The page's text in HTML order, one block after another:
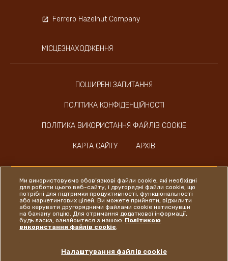
ПОШИРЕНІ ЗАПИТАННЯ
ПОЛІТИКА КОНФІДЕНЦІЙНОСТІ
ПОЛІТИКА ВИКОРИСТАННЯ ФАЙЛІВ COOKIE
КАРТА САЙТУ АРХІВ
Ferrero Hazelnut Company
МІСЦЕЗНАХОДЖЕННЯ
Instagram
LinkedIn
Facebook
Ми використовуємо обов’язкові файли cookie, які необхідні
для роботи цього веб-сайту, і другорядні файли cookie, що
потрібні для підтримки продуктивності, функціональності
або маркетингових цілей. Ви можете прийняти, відхилити
або керувати другорядними файлами cookie натиснувши
на бажану опцію. Для отримання додаткової інформації,
будь ласка, ознайомтеся з нашою Політикою
використання файлів cookie.
Налаштування файлів cookie